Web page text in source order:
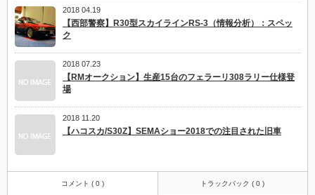
2018 04.19
【西部警察】R30型スカイラインRS-3（情報分析）：スペッ
ク
2018 07.23
【RMオークション】生産15台のフェラーリ308ラリー仕様登
場
2018 11.20
【ハコスカ/S30Z】SEMAショー2018での注目された旧車
コメント ( 0 ) トラックバック ( 0 )